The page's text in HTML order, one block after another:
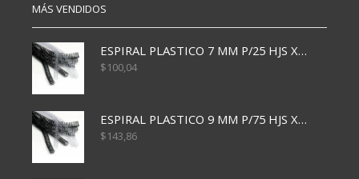
MÁS VENDIDOS
ESPIRAL PLASTICO 7 MM P/25 HJS X50x3000
$100,04
ESPIRAL PLASTICO 9 MM P/75 HJS X50X2400
$143,86